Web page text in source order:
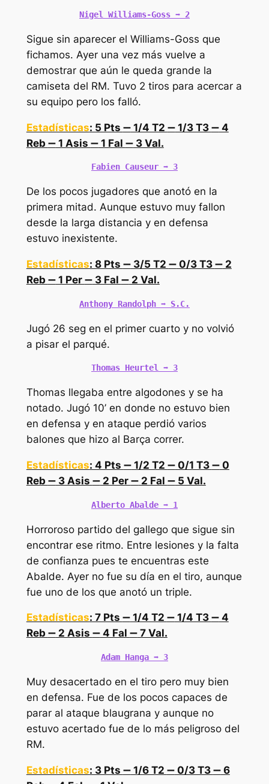
Nigel Williams-Goss ➡️ 2
Sigue sin aparecer el Williams-Goss que
fichamos. Ayer una vez más vuelve a
demostrar que aún le queda grande la
camiseta del RM. Tuvo 2 tiros para acercar a
su equipo pero los falló.
Estadísticas: 5 Pts ➖1/4 T2 ➖1/3 T3 ➖4
Reb ➖1 Asis ➖1 Fal ➖3 Val.
Fabien Causeur ➡️ 3
De los pocos jugadores que anotó en la
primera mitad. Aunque estuvo muy fallon
desde la larga distancia y en defensa
estuvo inexistente.
Estadísticas: 8 Pts ➖3/5 T2 ➖0/3 T3 ➖2
Reb ➖1 Per ➖3 Fal ➖2 Val.
Anthony Randolph ➡️ S.C.
Jugó 26 seg en el primer cuarto y no volvió
a pisar el parqué.
Thomas Heurtel ➡️ 3
Thomas llegaba entre algodones y se ha
notado. Jugó 10’ en donde no estuvo bien
en defensa y en ataque perdió varios
balones que hizo al Barça correr.
Estadísticas: 4 Pts ➖1/2 T2 ➖0/1 T3 ➖0
Reb ➖3 Asis ➖2 Per ➖2 Fal ➖5 Val.
Alberto Abalde ➡️ 1
Horroroso partido del gallego que sigue sin
encontrar ese ritmo. Entre lesiones y la falta
de confianza pues te encuentras este
Abalde. Ayer no fue su día en el tiro, aunque
fue uno de los que anotó un triple.
Estadísticas: 7 Pts ➖1/4 T2 ➖1/4 T3 ➖4
Reb ➖2 Asis ➖4 Fal ➖7 Val.
Adam Hanga ➡️ 3
Muy desacertado en el tiro pero muy bien
en defensa. Fue de los pocos capaces de
parar al ataque blaugrana y aunque no
estuvo acertado fue de lo más peligroso del
RM.
Estadísticas: 3 Pts ➖1/6 T2 ➖0/3 T3 ➖6